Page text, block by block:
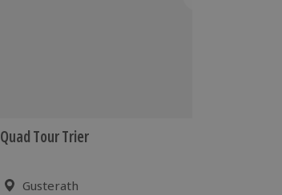
Quad Tour Trier
Gusterath